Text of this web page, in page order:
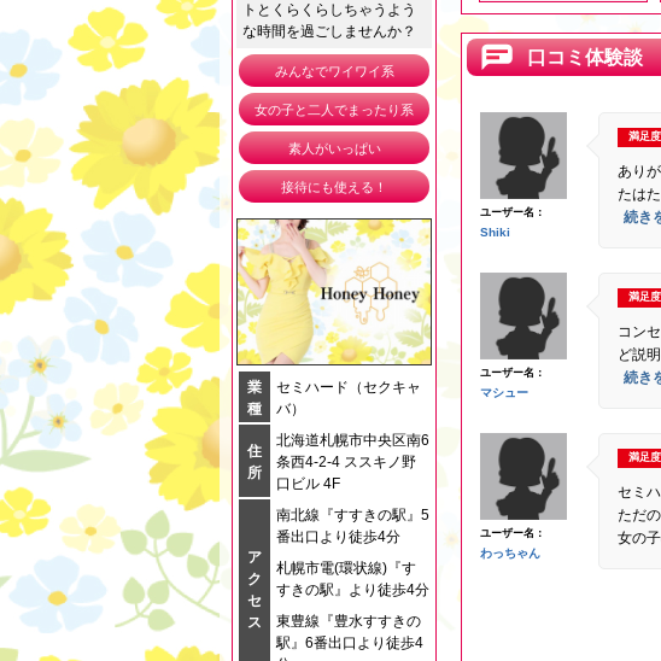
トとくらくらしちゃうよう
な時間を過ごしませんか？
みんなでワイワイ系
女の子と二人でまったり系
素人がいっぱい
接待にも使える！
業
種
セミハード（セクキャ
バ）
住
所
北海道札幌市中央区南6
条西4-2-4 ススキノ野
口ビル 4F
ア
ク
セ
ス
南北線『すすきの駅』5
番出口より徒歩4分
札幌市電(環状線)『す
すきの駅』より徒歩4分
東豊線『豊水すすきの
駅』6番出口より徒歩4
口コミ体験談
ユーザー名：
Shiki
満足度
あり
たは
続き
ユーザー名：
マシュー
満足度
コン
ど説
続き
ユーザー名：
わっちゃん
満足度
セミ
ただ
女の